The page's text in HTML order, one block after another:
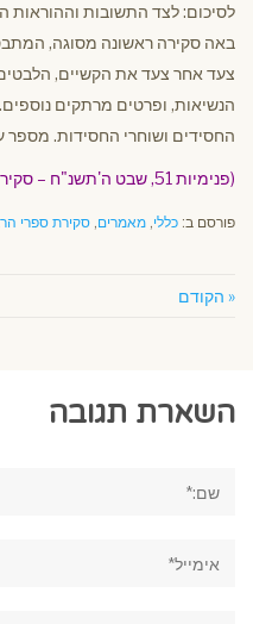
לסיכום: לצד התשובות וההוראות
באה סקירה ראשונה מסוגה,
צעד אחר צעד את הקשיים,
הנשיאות, ופרטים מרתקים
החסידים ושוחרי החסידות. מספר
(פנימיות 51, שבט ה'תשנ"ח – סקירת ספרים של הרבי מליובאוויטש)
פורסם ב: כללי, מאמרים, סקירת ספרי
« הקודם
השארת תגובה